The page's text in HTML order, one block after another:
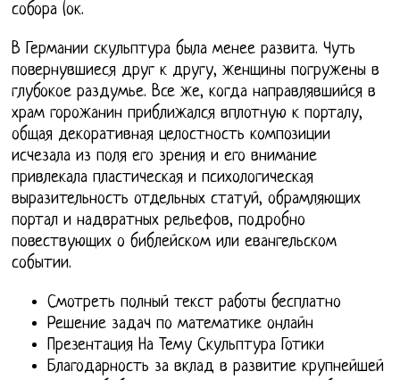
собора (ок.
В Германии скульптура была менее развита. Чуть
повернувшиеся друг к другу, женщины погружены в
глубокое раздумье. Все же, когда направлявшийся в
храм горожанин приближался вплотную к порталу,
общая декоративная целостность композиции
исчезала из поля его зрения и его внимание
привлекала пластическая и психологическая
выразительность отдельных статуй, обрамляющих
портал и надвратных рельефов, подробно
повествующих о библейском или евангельском
событии.
Смотреть полный текст работы бесплатно
Решение задач по математике онлайн
Презентация На Тему Скульптура Готики
Благодарность за вклад в развитие крупнейшей